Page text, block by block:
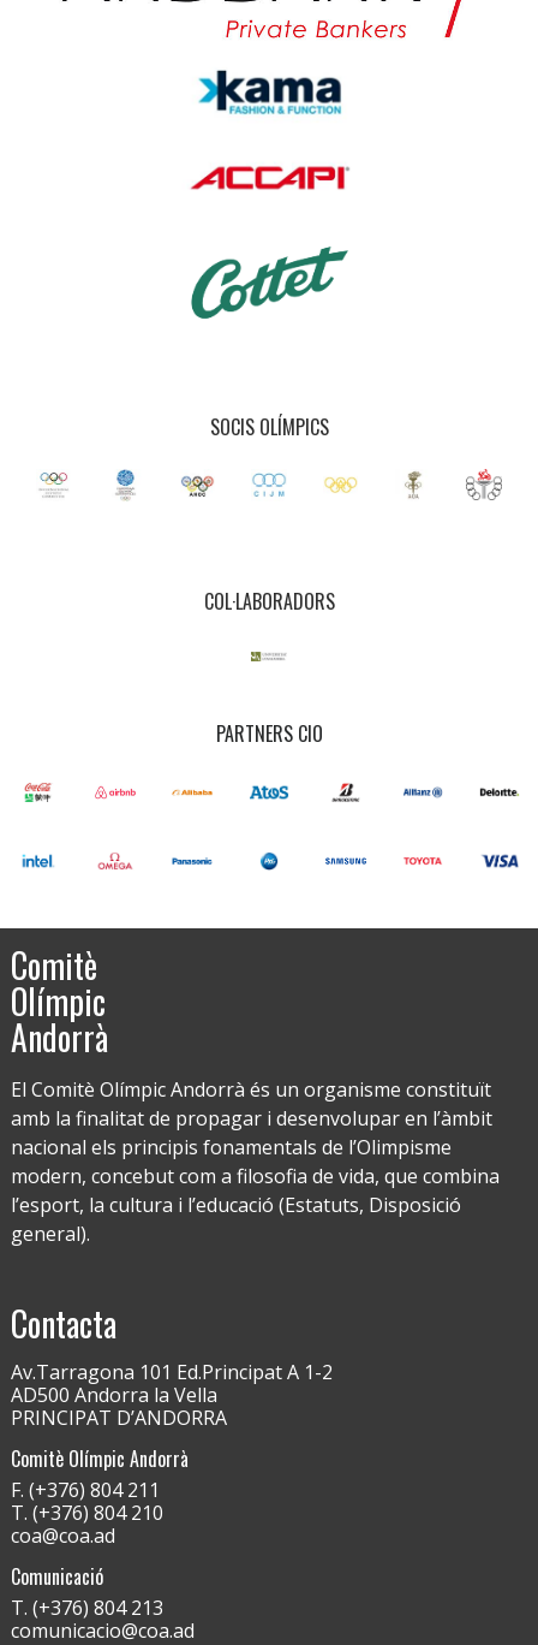
SOCIS OLÍMPICS
COL·LABORADORS
PARTNERS CIO
Comitè
Olímpic
Andorrà
El Comitè Olímpic Andorrà és un organisme constituït
amb la finalitat de propagar i desenvolupar en l’àmbit
nacional els principis fonamentals de l’Olimpisme
modern, concebut com a filosofia de vida, que combina
l’esport, la cultura i l’educació (Estatuts, Disposició
general).
Contacta
Av.Tarragona 101 Ed.Principat A 1-2
AD500 Andorra la Vella
PRINCIPAT D’ANDORRA
Comitè Olímpic Andorrà
F. (+376) 804 211
T. (+376) 804 210
coa@coa.ad
Comunicació
T. (+376) 804 213
comunicacio@coa.ad